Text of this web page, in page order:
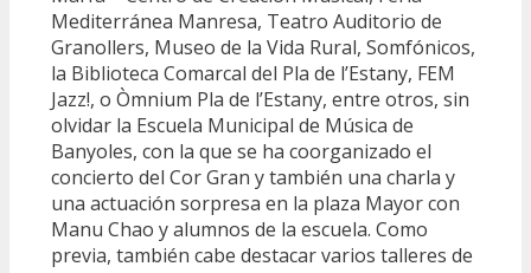
Mediterránea Manresa, Teatro Auditorio de
Granollers, Museo de la Vida Rural, Somfónicos,
la Biblioteca Comarcal del Pla de l’Estany, FEM
Jazz!, o Òmnium Pla de l’Estany, entre otros, sin
olvidar la Escuela Municipal de Música de
Banyoles, con la que se ha coorganizado el
concierto del Cor Gran y también una charla y
una actuación sorpresa en la plaza Mayor con
Manu Chao y alumnos de la escuela. Como
previa, también cabe destacar varios talleres de